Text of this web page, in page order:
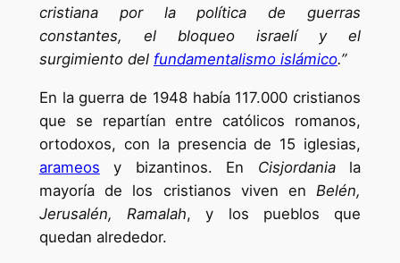
cristiana por la política de guerras
constantes, el bloqueo israelí y el
surgimiento del fundamentalismo islámico.”
En la guerra de 1948 había 117.000 cristianos
que se repartían entre católicos romanos,
ortodoxos, con la presencia de 15 iglesias,
arameos y bizantinos. En Cisjordaniala
mayoría de los cristianos viven enBelén,
Jerusalén, Ramalah, y los pueblos que
quedan alrededor.